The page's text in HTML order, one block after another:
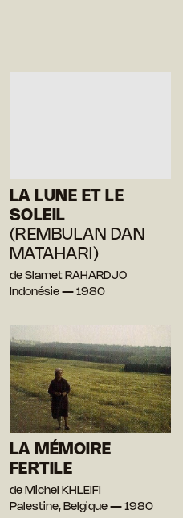
LA LUNE ET LE
SOLEIL
(REMBULAN DAN
MATAHARI)
de Slamet RAHARDJO
Indonésie — 1980
LA MÉMOIRE
FERTILE
de Michel KHLEIFI
Palestine, Belgique — 1980